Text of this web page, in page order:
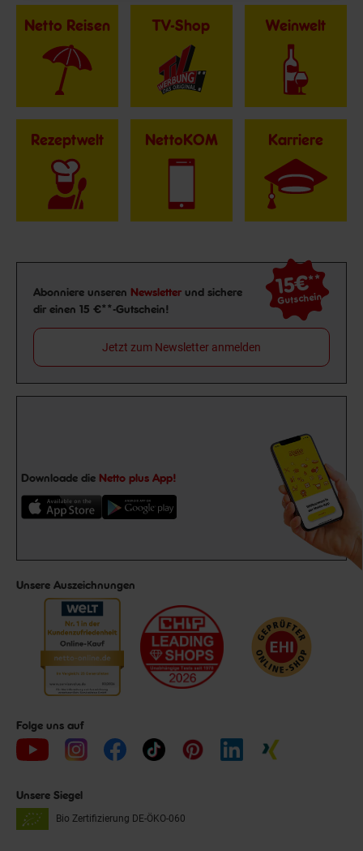
Netto Reisen TV-Shop Weinwelt
Rezeptwelt NettoKOM Karriere
Newsletter Anmeldung
Abonniere unseren Newsletter und sichere
dir einen 15 €**-Gutschein!
15€**
Gutschein
Jetzt zum Newsletter anmelden
Downloade die Netto plus App!
Unsere Auszeichnungen
Folge uns auf
Unsere Siegel
Bio Zertifizierung DE-ÖKO-060